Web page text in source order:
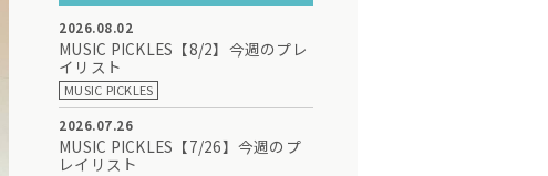
2026.08.02
MUSIC PICKLES【8/2】今週のプレ
イリスト
MUSIC PICKLES
2026.07.26
MUSIC PICKLES【7/26】今週のプ
レイリスト